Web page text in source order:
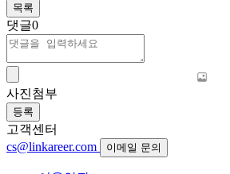
목록
댓글0
사진첨부
등록
고객센터
cs@linkareer.com
이메일 문의